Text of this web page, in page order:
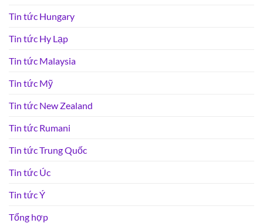
Tin tức Hungary
Tin tức Hy Lạp
Tin tức Malaysia
Tin tức Mỹ
Tin tức New Zealand
Tin tức Rumani
Tin tức Trung Quốc
Tin tức Úc
Tin tức Ý
Tổng hợp